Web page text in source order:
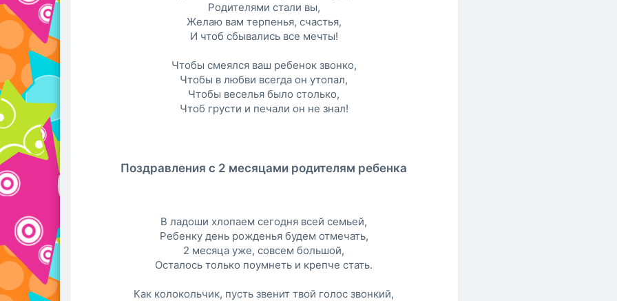
Родителями стали вы,
Желаю вам терпенья, счастья,
И чтоб сбывались все мечты!
Чтобы смеялся ваш ребенок звонко,
Чтобы в любви всегда он утопал,
Чтобы веселья было столько,
Чтоб грусти и печали он не знал!
Поздравления с 2 месяцами родителям ребенка
В ладоши хлопаем сегодня всей семьей,
Ребенку день рожденья будем отмечать,
2 месяца уже, совсем большой,
Осталось только поумнеть и крепче стать.
Как колокольчик, пусть звенит твой голос звонкий,